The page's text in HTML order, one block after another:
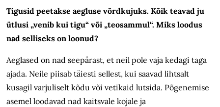
Tigusid peetakse aegluse võrdkujuks. Kõik teavad ju
ütlusi „venib kui tigu“ või „teosammul“. Miks loodus
nad selliseks on loonud?
Aeglased on nad seepärast, et neil pole vaja kedagi taga
ajada. Neile piisab täiesti sellest, kui saavad lihtsalt
kusagil varjuliselt kõdu või vetikaid lutsida. Põgenemise
asemel loodavad nad kaitsvale kojale ja